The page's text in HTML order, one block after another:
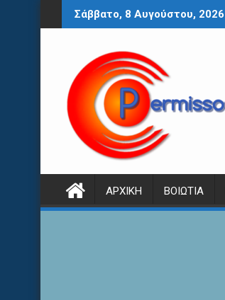
Περάστε
στο
Σάββατο, 8 Αυγούστου, 2026
ΑΡΧΙΚΉ ΒΟΙΩΤΊΑ